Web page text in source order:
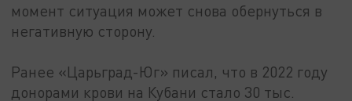
момент ситуация может снова обернуться в
негативную сторону.
Ранее «Царьград-Юг» писал, что в 2022 году
донорами крови на Кубани стало 30 тыс.